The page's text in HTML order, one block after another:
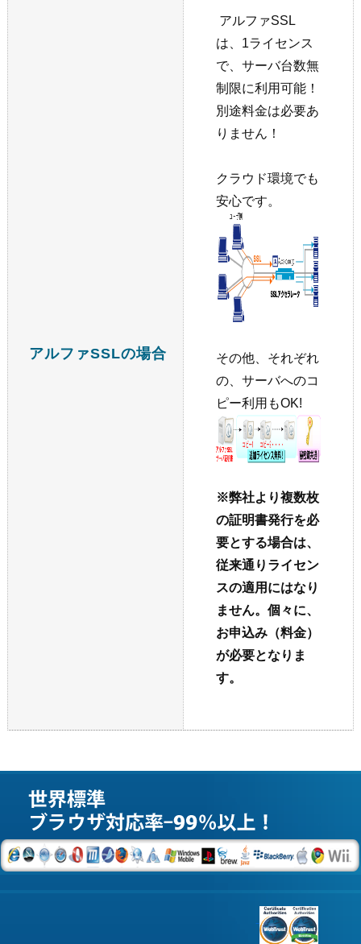
アルファSSLの場合
アルファSSL
は、1ライセンス
で、サーバ台数無
制限に利用可能！
別途料金は必要あ
りません！
クラウド環境でも
安心です。
その他、それぞれ
の、サーバへのコ
ピー利用もOK!
※弊社より複数枚
の証明書発行を必
要とする場合は、
従来通りライセン
スの適用にはなり
ません。個々に、
お申込み（料金）
が必要となりま
す。